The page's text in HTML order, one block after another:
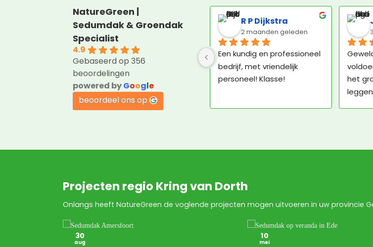
NatureGreen |
Sedumdak & Groendak
Specialist
4.9
Gebaseerd op 356
beoordelingen
powered byGoogle
beoordeel ons op
R P Dijkstra
2 maanden geleden
Een kundig en professioneel
bedrijf, met vriendelijk
personeel! Klasse!
het
Projecten regio Kring van Dorth
Onlangs heeft NatureGreen de voglende projecten mogen uitvoeren in uw provincie
30
aug
10
mei